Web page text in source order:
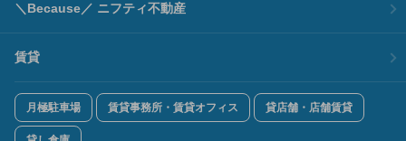
＼Because／ ニフティ不動産
賃貸
月極駐車場 賃貸事務所・賃貸オフィス 貸店舗・店舗賃貸